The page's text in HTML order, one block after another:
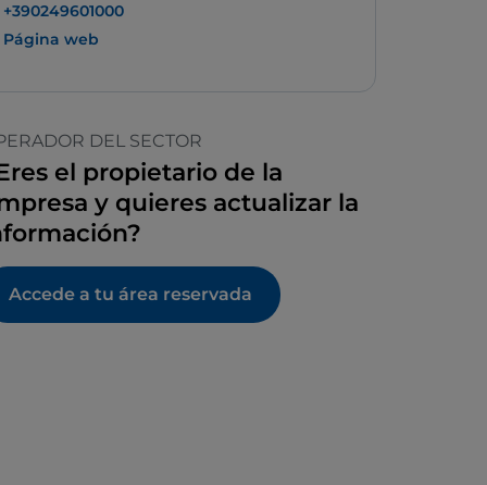
+390249601000
Página web
DEL SECTOR
el propietario de la
y quieres actualizar la
Accede a tu área reservada